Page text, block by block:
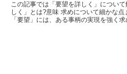
この記事では「要望を詳しく」につい
しく」とは?意味 求めについて細かな点
「要望」には、ある事柄の実現を強く